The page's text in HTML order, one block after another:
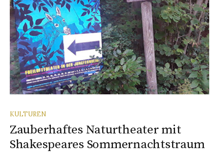
KULTUREN
Zauberhaftes Naturtheater mit
Shakespeares Sommernachtstraum